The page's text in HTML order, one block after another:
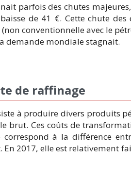
parfois des chutes
de 41 €. Cette chute
conventionnelle avec le
demande mondiale stagnait.
de raffinage
à produire divers produits
brut. Ces coûts de
à la différence
2017, elle est relativement